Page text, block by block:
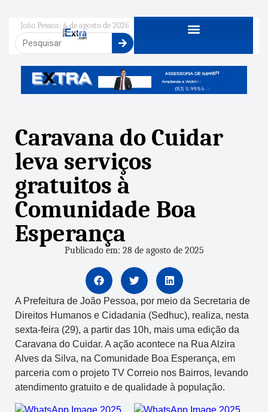
João Pessoa: 6 de agosto de 2026
Caravana do Cuidar
leva serviços
gratuitos à
Comunidade Boa
Esperança
Publicado em: 28 de agosto de 2025
A Prefeitura de João Pessoa, por meio da Secretaria de
Direitos Humanos e Cidadania (Sedhuc), realiza, nesta
sexta-feira (29), a partir das 10h, mais uma edição da
Caravana do Cuidar. A ação acontece na Rua Alzira
Alves da Silva, na Comunidade Boa Esperança, em
parceria com o projeto TV Correio nos Bairros, levando
atendimento gratuito e de qualidade à população.